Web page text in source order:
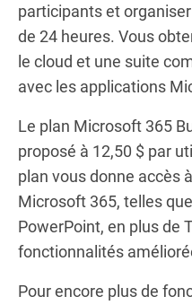
participants et
de 24 heures. Vous
le cloud et une suite
avec les applications
Le plan Microsoft 365
proposé à 12,50 $ par
plan vous donne accès
Microsoft 365, telles
PowerPoint, en plus de
fonctionnalités
Pour encore plus de